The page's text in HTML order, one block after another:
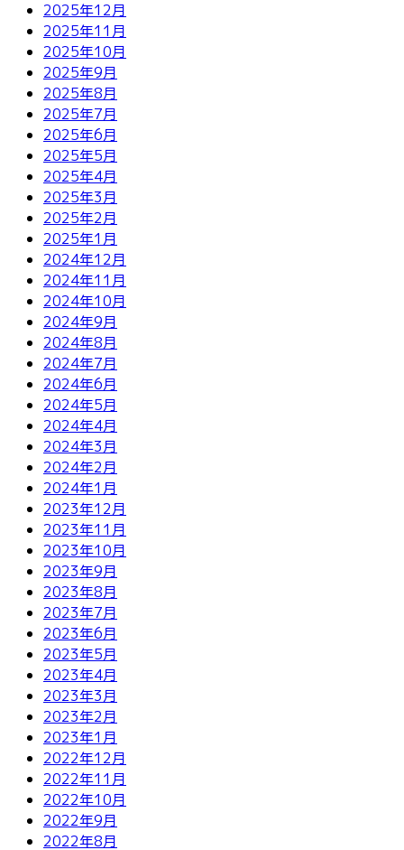
2025年12月
2025年11月
2025年10月
2025年9月
2025年8月
2025年7月
2025年6月
2025年5月
2025年4月
2025年3月
2025年2月
2025年1月
2024年12月
2024年11月
2024年10月
2024年9月
2024年8月
2024年7月
2024年6月
2024年5月
2024年4月
2024年3月
2024年2月
2024年1月
2023年12月
2023年11月
2023年10月
2023年9月
2023年8月
2023年7月
2023年6月
2023年5月
2023年4月
2023年3月
2023年2月
2023年1月
2022年12月
2022年11月
2022年10月
2022年9月
2022年8月